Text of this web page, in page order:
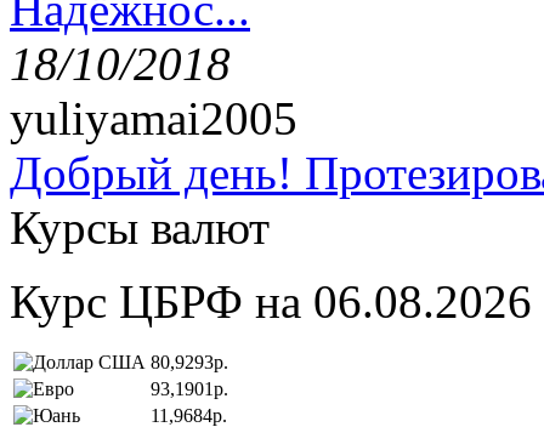
18/10/2018
yuliyamai2005
Добрый день!
Курсы валют
Курс ЦБРФ на 06.08.2026
80,9293р.
93,1901р.
11,9684р.